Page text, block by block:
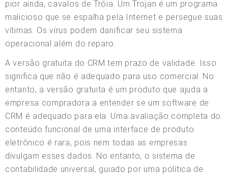
pior ainda, cavalos de Tróia. Um Trojan é um programa
malicioso que se espalha pela Internet e persegue suas
vítimas. Os vírus podem danificar seu sistema
operacional além do reparo.
A versão gratuita do CRM tem prazo de validade. Isso
significa que não é adequado para uso comercial. No
entanto, a versão gratuita é um produto que ajuda a
empresa compradora a entender se um software de
CRM é adequado para ela. Uma avaliação completa do
conteúdo funcional de uma interface de produto
eletrônico é rara, pois nem todas as empresas
divulgam esses dados. No entanto, o sistema de
contabilidade universal, guiado por uma política de